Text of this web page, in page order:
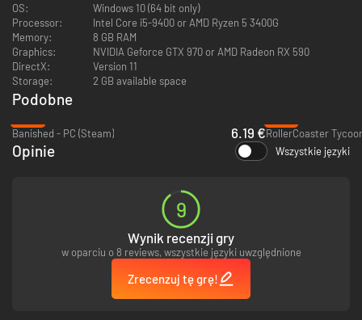
Starożytni, prastarzy strażnicy domagają się uwagi i zagrażają nowo
powstałym osadom — twoim zadaniem jest unikanie istot, które hamują
postęp i zakłócają dopiero co odzyskany spokój.
Nie ma tu broni ani walk z sąsiadami o surowce — tylko ty i cały układ
słoneczny pełen wspaniałych możliwości.
OS:
Windows 10 (64 bit only)
Processor:
Intel Core i5-9400 or AMD Ryzen 5 3400G
Memory:
8 GB RAM
Graphics:
NVIDIA Geforce GTX 970 or AMD Radeon RX 590
DirectX:
Version 11
Storage:
2 GB available space
Podobne
Banished - PC (Steam)
6.19 €RollerCoaster
Opinie Wszystkie języki
9
Wynik recenzji gry
w oparciu o 8 reviews, wszystkie języki uwzględnione
Zrecenzuj tę grę!